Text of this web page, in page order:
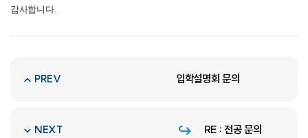
감사합니다.
PREV 입학설명회 문의
NEXT RE : 전공 문의